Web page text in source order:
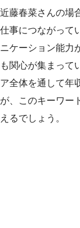
近藤春菜さんの場
仕事につながって
ニケーション能力
も関心が集まって
ア全体を通して年
が、このキーワー
えるでしょう。